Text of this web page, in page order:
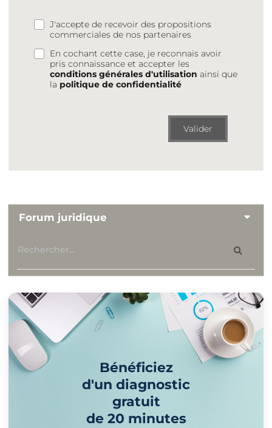
J'accepte de recevoir des propositions
commerciales de nos partenaires
En cochant cette case, je reconnais avoir
pris connaissance et accepter les
conditions générales d'utilisation ainsi que
la politique de confidentialité
Valider
Forum juridique
Bénéficiez
d'un diagnostic
gratuit
de 20 minutes